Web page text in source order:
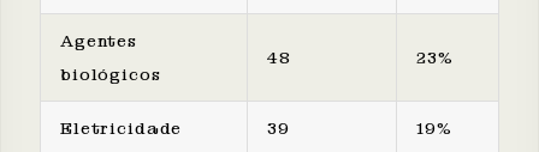
Agentes
biológicos
48 23%
Eletricidade 39 19%